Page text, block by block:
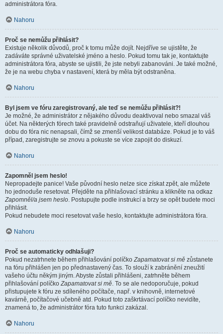
administrátora fóra.
Nahoru
Proč se nemůžu přihlásit?
Existuje několik důvodů, proč k tomu může dojít. Nejdříve se ujistěte, že
zadáváte správné uživatelské jméno a heslo. Pokud tomu tak je, kontaktujte
administrátora fóra, abyste se ujistili, že jste nebyli zabanováni. Je také možné,
že je na webu chyba v nastavení, která by měla být odstraněna.
Nahoru
Byl jsem ve fóru zaregistrovaný, ale teď se nemůžu přihlásit?!
Je možné, že administrátor z nějakého důvodu deaktivoval nebo smazal váš
účet. Na některých fórech také pravidelně odstraňují uživatele, kteří dlouhou
dobu do fóra nic nenapsali, čímž se zmenší velikost databáze. Pokud je to váš
případ, zaregistrujte se znovu a pokuste se více zapojit do diskuzí.
Nahoru
Zapomněl jsem heslo!
Nepropadejte panice! Vaše původní heslo nelze sice získat zpět, ale můžete
ho jednoduše resetovat. Přejděte na přihlašovací stránku a klikněte na odkaz
Zapomněl/a jsem heslo. Postupujte podle instrukcí a brzy se opět budete moci
přihlásit.
Pokud nebudete moci resetovat vaše heslo, kontaktujte administrátora fóra.
Nahoru
Proč se automaticky odhlašuji?
Pokud nezatrhnete během přihlašování políčkoZapamatovat si mě zůstanete
na fóru přihlášen jen po přednastavený čas. To slouží k zabránění zneužití
vašeho účtu někým jiným. Abyste zůstali přihlášeni, zatrhněte během
přihlašování políčkoZapamatovat si mě. To se ale nedoporučuje, pokud
přistupujete k fóru ze sdíleného počítače, např. v knihovně, internetové
kavárně, počítačové učebně atd. Pokud toto zaškrtávací políčko nevidíte,
znamená to, že administrátor fóra tuto funkci zakázal.
Nahoru